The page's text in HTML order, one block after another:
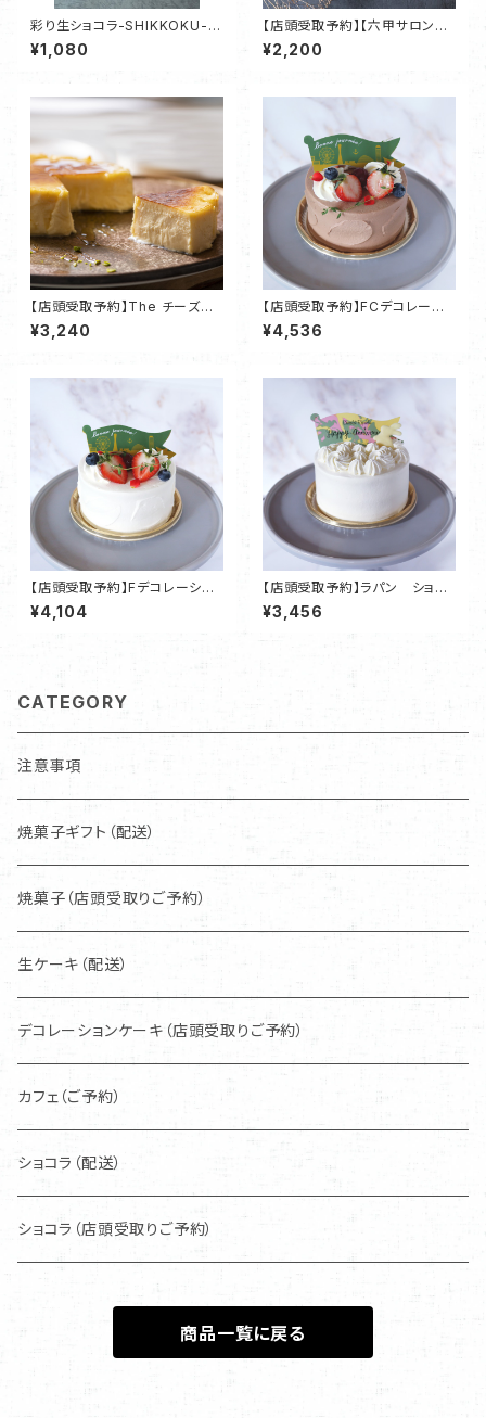
彩り生ショコラ-SHIKKOKU-
純米大吟醸 百黙【冷凍配送】・
神戸ChocolatRepublic
¥1,080
【店頭受取予約】【六甲サロン限
定】暁モンブラン・神戸Chocola
tRepublic
¥2,200
【店頭受取予約】The チーズチ
ーズ
¥3,240
【店頭受取予約】FCデコレーショ
ンケーキ 4号サイズ ショコラ
ショートケーキタイプ・神戸Cho
¥4,536
【店頭受取予約】Fデコレーショ
ンケーキ 4号サイズ ショート
ケーキタイプ・神戸ChocolatR
¥4,104
【店頭受取予約】ラパン ショー
トケーキタイプ・神戸Chocolat
Republic
¥3,456
CATEGORY
注意事項
焼菓子ギフト（配送）
焼菓子（店頭受取りご予約）
生ケーキ（配送）
デコレーションケーキ（店頭受取りご予約）
カフェ（ご予約）
ショコラ（配送）
ショコラ（店頭受取りご予約）
商品一覧に戻る